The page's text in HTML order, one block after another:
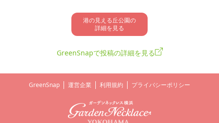
港の見える丘公園の
詳細を見る
GreenSnapで投稿の詳細を見る
GreenSnap 運営企業 利用規約 プライバシーポリシー